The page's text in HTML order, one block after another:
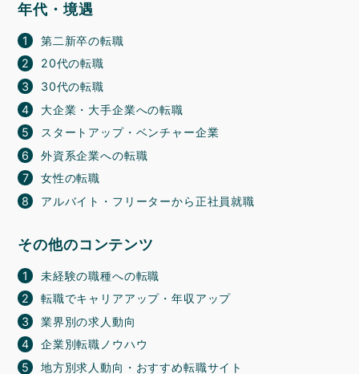
年代・境遇
第二新卒の転職
20代の転職
30代の転職
大企業・大手企業への転職
スタートアップ・ベンチャー企業
外資系企業への転職
女性の転職
アルバイト・フリーターから正社員就職
その他のコンテンツ
未経験の職種への転職
転職でキャリアアップ・年収アップ
業界別の求人動向
企業別転職ノウハウ
地方別求人動向・おすすめ転職サイト